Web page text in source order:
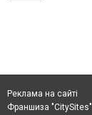
Реклама на сайті
Франшиза "CitySites"